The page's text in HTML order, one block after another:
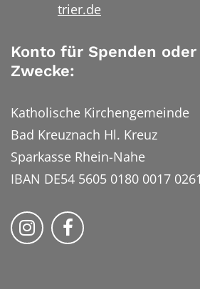
trier.de
Konto für Spenden
Zwecke:
Katholische Kirchengemeinde
Bad Kreuznach Hl. Kreuz
Sparkasse Rhein-Nahe
IBAN DE54 5605 0180 0017
Bistum Trier auf
Bistum Trier auf